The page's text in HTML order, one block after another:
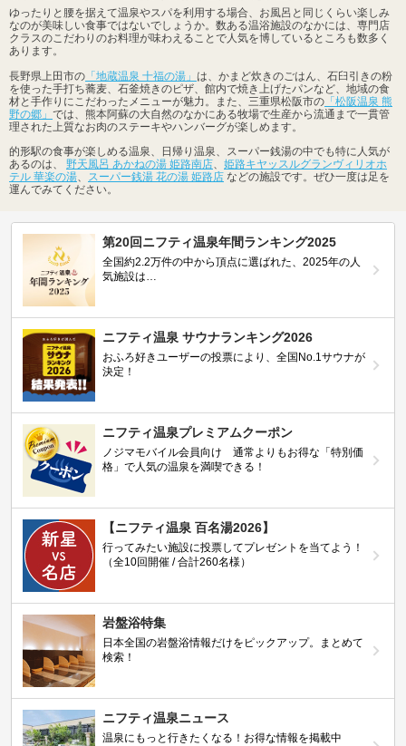
ゆったりと腰を据えて温泉やスパを利用する場合、お風呂と同じくらい楽しみ
なのが美味しい食事ではないでしょうか。数ある温浴施設のなかには、専門店
クラスのこだわりのお料理が味わえることで人気を博しているところも数多く
あります。
長野県上田市の 「地蔵温泉 十福の湯」 は、かまど炊きのごはん、石臼引きの粉
を使った手打ち蕎麦、石釜焼きのピザ、館内で焼き上げたパンなど、地域の食
材と手作りにこだわったメニューが魅力。また、三重県松阪市の 「松阪温泉 熊
野の郷」 では、熊本阿蘇の大自然のなかにある牧場で生産から流通まで一貫管
理された上質なお肉のステーキやハンバーグが楽しめます。
的形駅の食事が楽しめる温泉、日帰り温泉、スーパー銭湯の中でも特に人気が
あるのは、 野天風呂 あかねの湯 姫路南店
姫路キヤッスルグランヴィリオホ
テル 華楽の湯
スーパー銭湯 花の湯 姫路店 などの施設です。ぜひ一度は足を
運んでみてください。
第20回ニフティ温泉年間ランキング2025
全国約2.2万件の中から頂点に選ばれた、2025年の人
気施設は…
ニフティ温泉 サウナランキング2026
おふろ好きユーザーの投票により、全国No.1サウナが
決定！
ニフティ温泉プレミアムクーポン
ノジマモバイル会員向け 通常よりもお得な「特別価
格」で人気の温泉を満喫できる！
【ニフティ温泉 百名湯2026】
行ってみたい施設に投票してプレゼントを当てよう！
（全10回開催 / 合計260名様）
岩盤浴特集
日本全国の岩盤浴情報だけをピックアップ。まとめて
検索！
ニフティ温泉ニュース
温泉にもっと行きたくなる！お得な情報を掲載中